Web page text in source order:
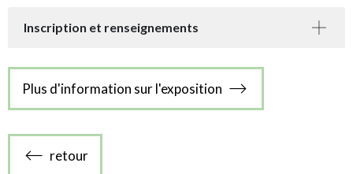
Inscription et renseignements
Plus d'information sur l'exposition
retour